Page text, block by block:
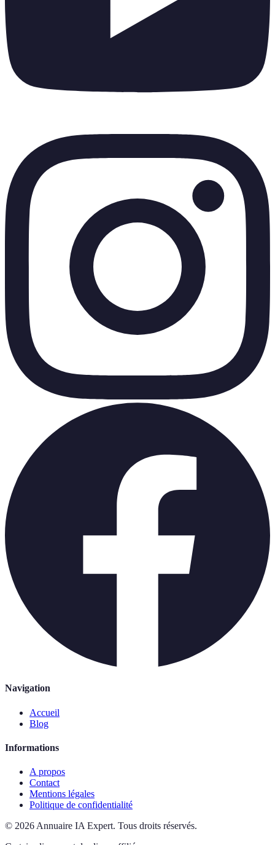
Navigation
Accueil
Blog
Informations
A propos
Contact
Mentions légales
Politique de confidentialité
© 2026 Annuaire IA Expert. Tous droits réservés.